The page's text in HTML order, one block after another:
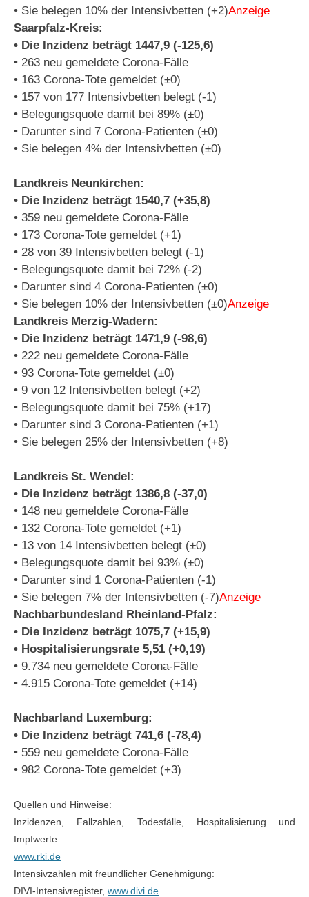
• Sie belegen 10% der Intensivbetten (+2)Anzeige
Saarpfalz-Kreis:
• Die Inzidenz beträgt 1447,9 (-125,6)
• 263 neu gemeldete Corona-Fälle
• 163 Corona-Tote gemeldet (±0)
• 157 von 177 Intensivbetten belegt (-1)
• Belegungsquote damit bei 89% (±0)
• Darunter sind 7 Corona-Patienten (±0)
• Sie belegen 4% der Intensivbetten (±0)
Landkreis Neunkirchen:
• Die Inzidenz beträgt 1540,7 (+35,8)
• 359 neu gemeldete Corona-Fälle
• 173 Corona-Tote gemeldet (+1)
• 28 von 39 Intensivbetten belegt (-1)
• Belegungsquote damit bei 72% (-2)
• Darunter sind 4 Corona-Patienten (±0)
• Sie belegen 10% der Intensivbetten (±0)Anzeige
Landkreis Merzig-Wadern:
• Die Inzidenz beträgt 1471,9 (-98,6)
• 222 neu gemeldete Corona-Fälle
• 93 Corona-Tote gemeldet (±0)
• 9 von 12 Intensivbetten belegt (+2)
• Belegungsquote damit bei 75% (+17)
• Darunter sind 3 Corona-Patienten (+1)
• Sie belegen 25% der Intensivbetten (+8)
Landkreis St. Wendel:
• Die Inzidenz beträgt 1386,8 (-37,0)
• 148 neu gemeldete Corona-Fälle
• 132 Corona-Tote gemeldet (+1)
• 13 von 14 Intensivbetten belegt (±0)
• Belegungsquote damit bei 93% (±0)
• Darunter sind 1 Corona-Patienten (-1)
• Sie belegen 7% der Intensivbetten (-7)Anzeige
Nachbarbundesland Rheinland-Pfalz:
• Die Inzidenz beträgt 1075,7 (+15,9)
• Hospitalisierungsrate 5,51 (+0,19)
• 9.734 neu gemeldete Corona-Fälle
• 4.915 Corona-Tote gemeldet (+14)
Nachbarland Luxemburg:
• Die Inzidenz beträgt 741,6 (-78,4)
• 559 neu gemeldete Corona-Fälle
• 982 Corona-Tote gemeldet (+3)
Quellen und Hinweise:
Inzidenzen, Fallzahlen, Todesfälle, Hospitalisierung und
Impfwerte:
www.rki.de
Intensivzahlen mit freundlicher Genehmigung:
DIVI-Intensivregister, www.divi.de